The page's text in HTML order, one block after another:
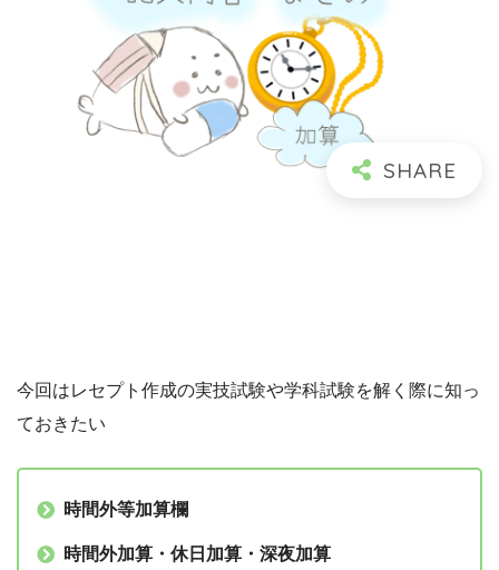
今回はレセプト作成の実技試験や学科試験を解く際に知っ
ておきたい
時間外等加算欄
時間外加算・休日加算・深夜加算